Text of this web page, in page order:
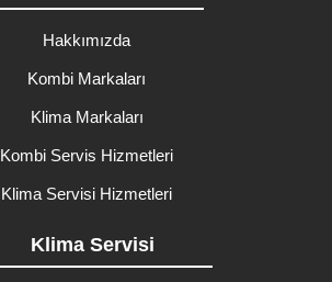
Hakkımızda
Kombi Markaları
Klima Markaları
Kombi Servis Hizmetleri
Klima Servisi Hizmetleri
Klima Servisi